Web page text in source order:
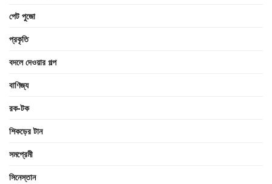
পেট পুজো
প্রকৃতি
বদলে দেওয়ার গল্প
বাণিজ্য
রক-টক
শিকড়ের টান
সমপ্রেমী
সিনেস্তান